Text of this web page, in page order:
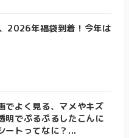
2026年福袋到着！今年は
でよく見る、マメやキズ
明でぷるぷるしたこんに
ートってなに？...